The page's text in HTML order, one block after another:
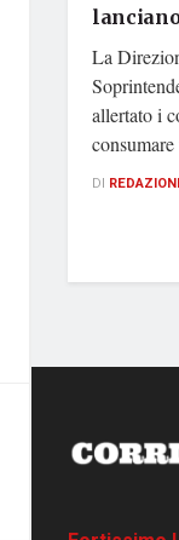
La
allertato i
DI